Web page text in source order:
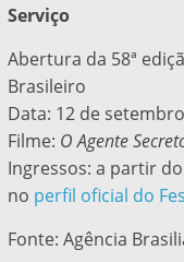
Serviço
Abertura da 58ª
Brasileiro
Data: 12 de setembro
Filme: O Agente
Ingressos: a partir
no perfil oficial do
Fonte: Agência